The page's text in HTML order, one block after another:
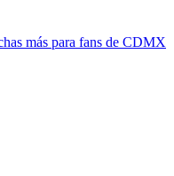
más para fans de CDMX